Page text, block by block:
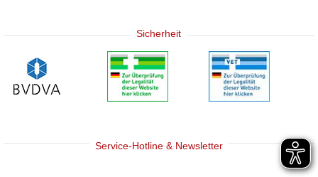
Sicherheit
Service-Hotline & Newsletter